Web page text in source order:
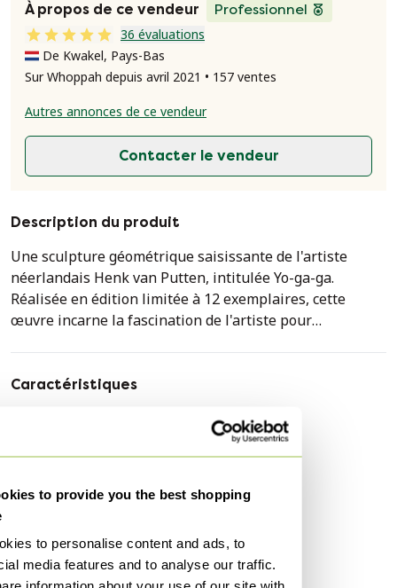
to provide you the best shopping
to personalise content and ads, to
media features and to analyse our traffic.
À propos de ce vendeur
Professionnel
36 évaluations
De Kwakel, Pays-Bas
Sur Whoppah depuis avril 2021 • 157 ventes
Autres annonces de ce vendeur
Contacter le vendeur
Description du produit
Une sculpture géométrique saisissante de l'artiste
néerlandais Henk van Putten, intitulée Yo-ga-ga.
Réalisée en édition limitée à 12 exemplaires, cette
œuvre incarne la fascination de l'artiste pour
d'une base compacte et s'entrecroisent dans un
mouvement ascendant dynamique, maintenus en
subtils accents géométriques turquoise contrastants. La
visuellement complexe qui se métamorphose sans cesse
selon l'angle de vue.
Caractéristiques
Très bon
Quantité
1
Dimensions
Moyen